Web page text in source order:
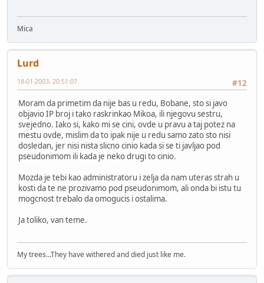
Mica
Lurd
#12
18-01-2003, 20:51:07
Moram da primetim da nije bas u redu, Bobane, sto si javo
objavio IP broj i tako raskrinkao Mikoa, ili njegovu sestru,
svejedno. Iako si, kako mi se cini, ovde u pravu a taj potez na
mestu ovde, mislim da to ipak nije u redu samo zato sto nisi
dosledan, jer nisi nista slicno cinio kada si se ti javljao pod
pseudonimom ili kada je neko drugi to cinio.
Mozda je tebi kao administratoru i zelja da nam uteras strah u
kosti da te ne prozivamo pod pseudonimom, ali onda bi istu tu
mogcnost trebalo da omogucis i ostalima.
Ja toliko, van teme.
My trees...They have withered and died just like me.